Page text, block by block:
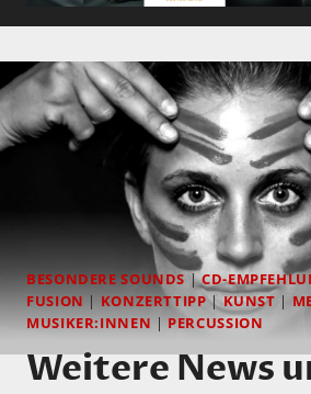
BESONDERE SOUNDS |CD-
FUSION | KONZERTTIPP|KUNST |
MUSIKER:INNEN |PERCUSSION
Weitere News